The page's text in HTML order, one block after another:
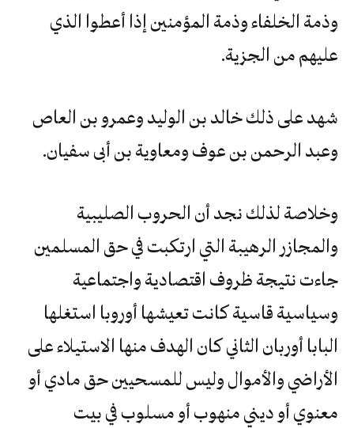
وذمة الخلفاء وذمة المؤمنين إذا أعطوا الذي
عليهم من الجزية.
شهد على ذلك خالد بن الوليد وعمرو بن العاص
وعبد الرحمن بن عوف ومعاوية بن أبى سفيان.
وخلاصة لذلك نجد أن الحروب الصليبية
والمجازر الرهيبة التي ارتكبت في حق المسلمين
جاءت نتيجة ظروف اقتصادية واجتماعية
وسياسية قاسية كانت تعيشها أوروبا استغلها
البابا أوربان الثاني كان الهدف منها الاستيلاء على
الأراضي والأموال وليس للمسحيين حق مادي أو
معنوي أو ديني منهوب أو مسلوب في بيت